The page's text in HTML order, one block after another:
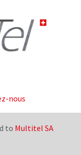
nous
to Multitel SA